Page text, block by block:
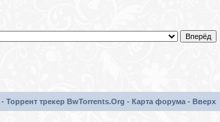
- Торрент трекер BwTorrents.Org - Карта форума - Вверх